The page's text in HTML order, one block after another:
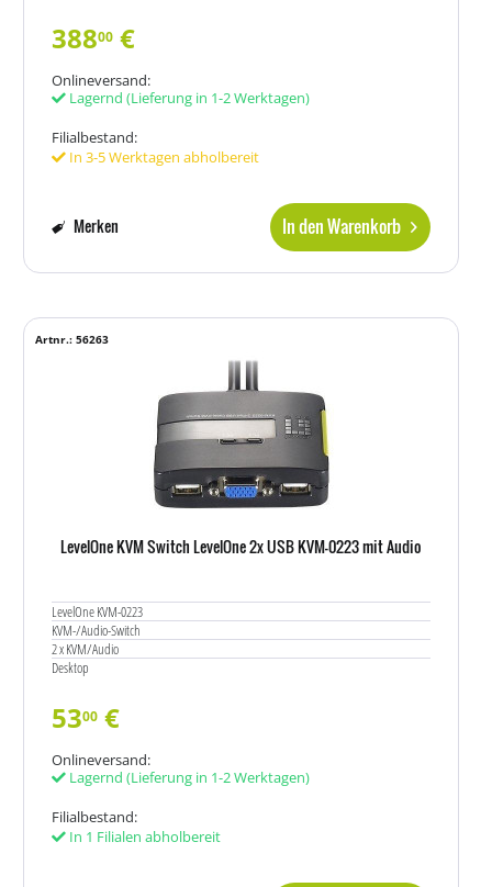
38800 €
Onlineversand:
Lagernd (Lieferung in 1-2 Werktagen)
Filialbestand:
In 3-5 Werktagen abholbereit
In den Warenkorb
Merken
LevelOne KVM Switch LevelOne 2x USB KVM-0223 mit Audio
LevelOne KVM-0223
KVM-/Audio-Switch
2 x KVM/Audio
Desktop
Artnr.: 56263
5300 €
Onlineversand:
Lagernd (Lieferung in 1-2 Werktagen)
Filialbestand:
In 1 Filialen abholbereit